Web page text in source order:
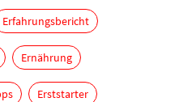
Erfahrungsbericht
Ernährung
Erststarter